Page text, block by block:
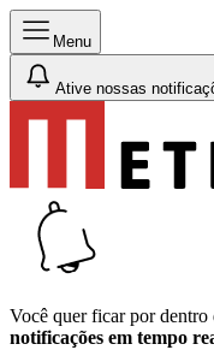
Menu
Ative nossas
Você quer ficar por dentro
notificações em tempo